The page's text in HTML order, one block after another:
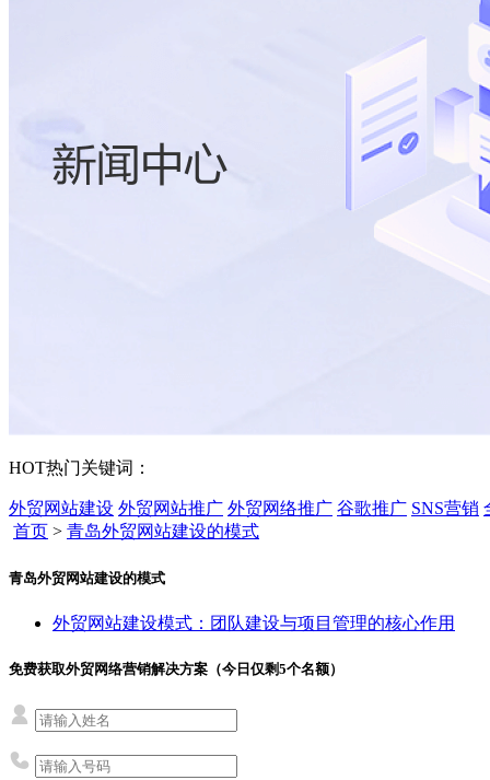
HOT热门关键词：
外贸网站建设 外贸网站推广 外贸网络推广 谷歌推广 SNS营销
首页 > 青岛外贸网站建设的模式
青岛外贸网站建设的模式
外贸网站建设模式：团队建设与项目管理的核心作用
免费获取外贸网络营销解决方案（今日仅剩5个名额）